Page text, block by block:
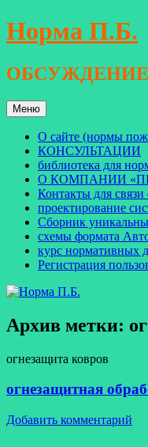
Перейти
к
Норма П.Б.
Меню
О сайте (нормы
КОНСУЛЬТАЦИИ
библиотека для
О КОМПАНИИ
Контакты для
проектирование
Сборник
схемы формата
курс нормативных
Регистрация
Архив метки:
огнезащита ковров
огнезащитная
Добавить комментарий